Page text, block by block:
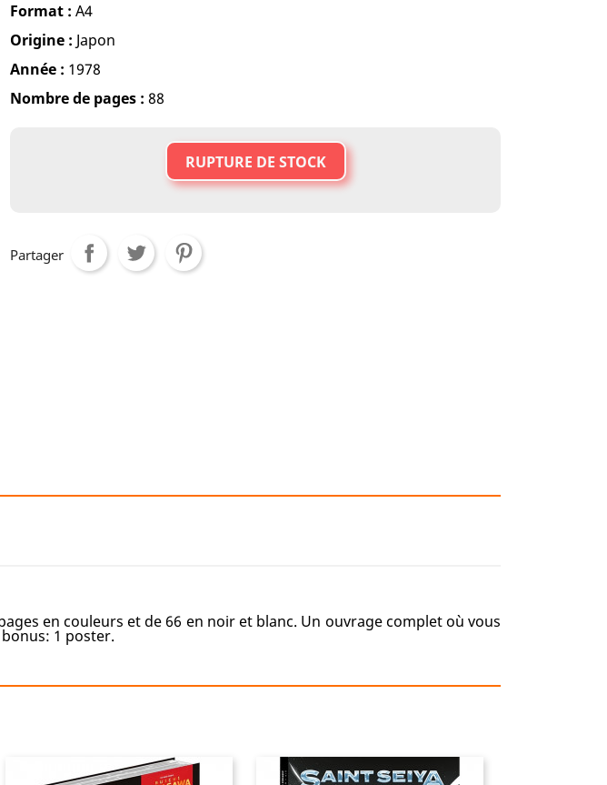
Format : A4
Origine : Japon
Année : 1978
Nombre de pages : 88
RUPTURE DE STOCK
Partager
en couleurs et de 66 en noir et blanc. Un ouvrage complet où vous
bonus: 1 poster.